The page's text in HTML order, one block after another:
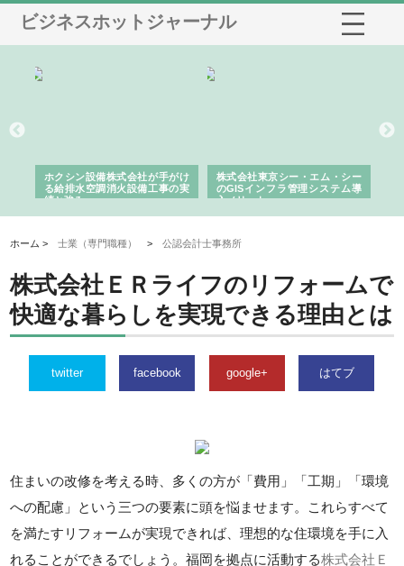
ビジネスホットジャーナル
ホクシン設備株式会社が手がけ
る給排水空調消火設備工事の実
績と強み
株式会社東京シー・エム・シー
のGISインフラ管理システム導
入メリット
ホーム >士業（専門職種） >公認会計士事務所
株式会社ＥＲライフのリフォームで
快適な暮らしを実現できる理由とは
twitter facebook google+ はてブ
住まいの改修を考える時、多くの方が「費用」「工期」「環境
への配慮」という三つの要素に頭を悩ませます。これらすべて
を満たすリフォームが実現できれば、理想的な住環境を手に入
れることができるでしょう。福岡を拠点に活動する株式会社Ｅ